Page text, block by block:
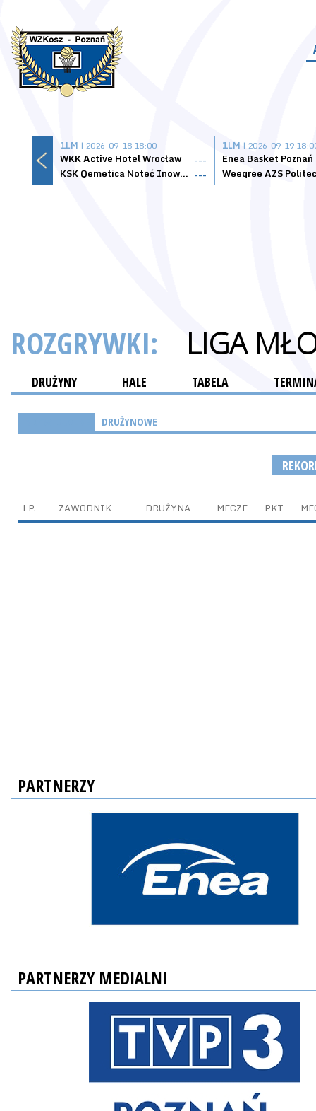
1LM | 2026-09-18 18:00
WKK Active Hotel Wrocław
---
KSK Qemetica Noteć Inowrocław ---
1LM | 2026-09-19
Enea Basket Poznań
ROZGRYWKI: LIGA
DRUŻYNY HALE TABELA
DRUŻYNOWE
LP. ZAWODNIK DRUŻYNA MECZE PKT
PARTNERZY
PARTNERZY MEDIALNI